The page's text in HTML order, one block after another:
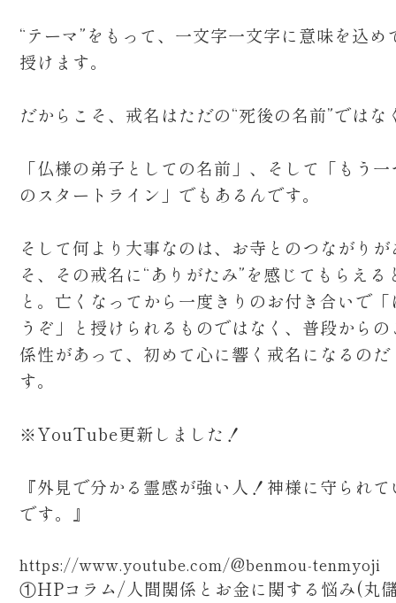
“テーマ”をもって、一文字一文字に意味を込め
授けます。
だからこそ、戒名はただの“死後の名前”ではな
「仏様の弟子としての名前」、そして「もう
のスタートライン」でもあるんです。
そして何より大事なのは、お寺とのつながり
そ、その戒名に“ありがたみ”を感じてもらえる
と。亡くなってから一度きりのお付き合いで
うぞ」と授けられるものではなく、普段から
係性があって、初めて心に響く戒名になるの
す。
※YouTube更新しました！
『外見で分かる霊感が強い人！神様に守られ
です。』
https://www.youtube.com/@benmou-tenmyoji
①HPコラム/人間関係とお金に関する悩み(丸